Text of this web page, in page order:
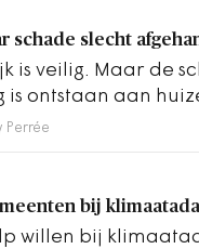
schade slecht
is veilig. Maar de
ontstaan aan
Perrée
bij
willen bij